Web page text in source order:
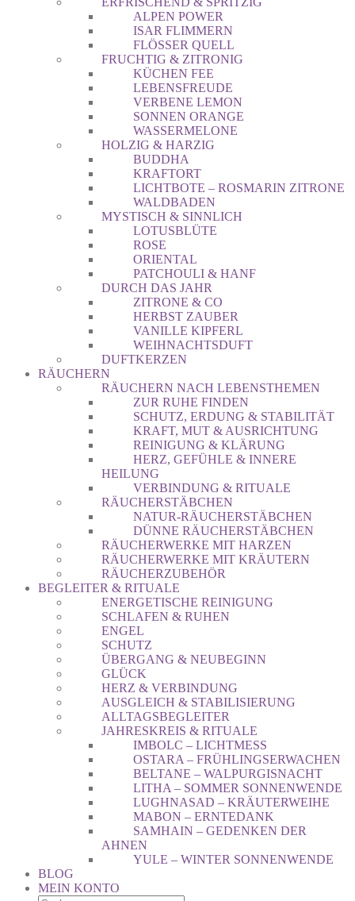
ALPEN POWER
ISAR FLIMMERN
FLÖSSER QUELL
FRUCHTIG & ZITRONIG
KÜCHEN FEE
LEBENSFREUDE
VERBENE LEMON
SONNEN ORANGE
WASSERMELONE
HOLZIG & HARZIG
BUDDHA
KRAFTORT
LICHTBOTE – ROSMARIN ZITRONE
WALDBADEN
MYSTISCH & SINNLICH
LOTUSBLÜTE
ROSE
ORIENTAL
PATCHOULI & HANF
DURCH DAS JAHR
ZITRONE & CO
HERBST ZAUBER
VANILLE KIPFERL
WEIHNACHTSDUFT
DUFTKERZEN
RÄUCHERN
RÄUCHERN NACH LEBENSTHEMEN
ZUR RUHE FINDEN
SCHUTZ, ERDUNG & STABILITÄT
KRAFT, MUT & AUSRICHTUNG
REINIGUNG & KLÄRUNG
HERZ, GEFÜHLE & INNERE
HEILUNG
VERBINDUNG & RITUALE
RÄUCHERSTÄBCHEN
NATUR-RÄUCHERSTÄBCHEN
DÜNNE RÄUCHERSTÄBCHEN
RÄUCHERWERKE MIT HARZEN
RÄUCHERWERKE MIT KRÄUTERN
RÄUCHERZUBEHÖR
BEGLEITER & RITUALE
ENERGETISCHE REINIGUNG
SCHLAFEN & RUHEN
ENGEL
SCHUTZ
ÜBERGANG & NEUBEGINN
GLÜCK
HERZ & VERBINDUNG
AUSGLEICH & STABILISIERUNG
ALLTAGSBEGLEITER
JAHRESKREIS & RITUALE
IMBOLC – LICHTMESS
OSTARA – FRÜHLINGSERWACHEN
BELTANE – WALPURGISNACHT
LITHA – SOMMER SONNENWENDE
LUGHNASAD – KRÄUTERWEIHE
MABON – ERNTEDANK
SAMHAIN – GEDENKEN DER
AHNEN
YULE – WINTER SONNENWENDE
BLOG
MEIN KONTO